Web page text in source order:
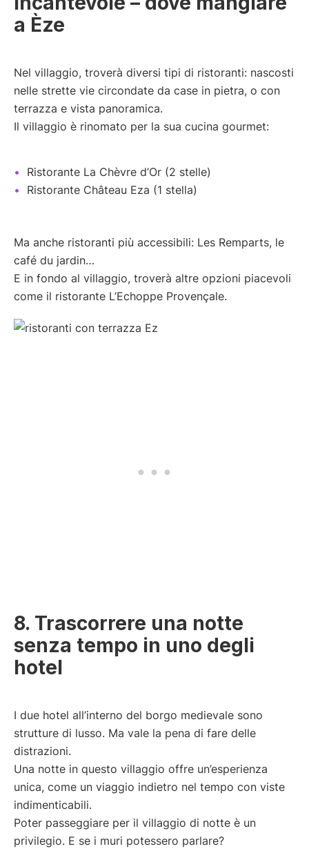
a Èze
Nel villaggio, troverà diversi tipi di ristoranti: nascosti
nelle strette vie circondate da case in pietra, o con
terrazza e vista panoramica.
Il villaggio è rinomato per la sua cucina gourmet:
Ristorante La Chèvre d’Or (2 stelle)
Ristorante Château Eza (1 stella)
Ma anche ristoranti più accessibili: Les Remparts, le
café du jardin…
E in fondo al villaggio, troverà altre opzioni piacevoli
come il ristorante L’Echoppe Provençale.
8. Trascorrere una notte
senza tempo in uno degli
hotel
I due hotel all’interno del borgo medievale sono
strutture di lusso. Ma vale la pena di fare delle
distrazioni.
Una notte in questo villaggio offre un’esperienza
unica, come un viaggio indietro nel tempo con viste
indimenticabili.
Poter passeggiare per il villaggio di notte è un
privilegio. E se i muri potessero parlare?